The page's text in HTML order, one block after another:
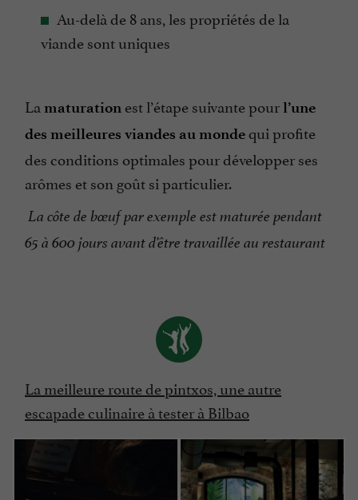
Au-delà de 8 ans, les propriétés de la
viande sont uniques
La maturation est l’étape suivante pourl’une
des meilleures viandes au mondequi profite
des conditions optimales pour développer ses
arômes et son goût si particulier.
La côte de bœuf par exemple est maturée pendant
65 à 600 jours avant d’être travaillée au restaurant
La meilleure route de pintxos, une autre
escapade culinaire à tester à Bilbao